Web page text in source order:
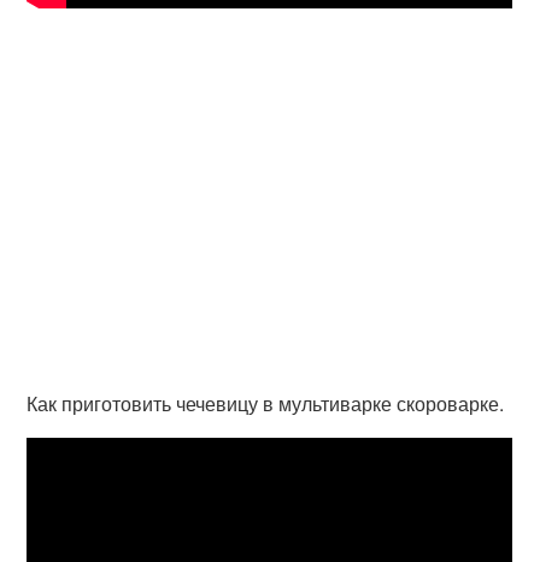
Как приготовить чечевицу в мультиварке скороварке.